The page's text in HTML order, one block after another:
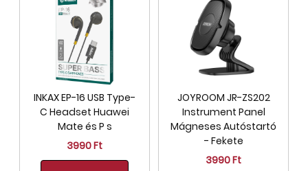
INKAX EP-16 USB Type-
C Headset Huawei
Mate és P s
3990 Ft
JOYROOM JR-ZS202
Instrument Panel
Mágneses Autóstartó
- Fekete
3990 Ft